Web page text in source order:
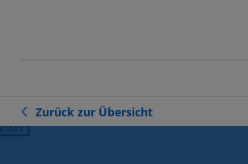
Zurück zur Übersicht